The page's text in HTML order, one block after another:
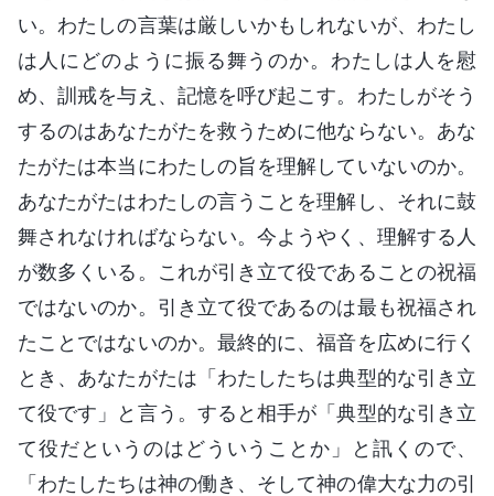
い。わたしの言葉は厳しいかもしれないが、わたし
は人にどのように振る舞うのか。わたしは人を慰
め、訓戒を与え、記憶を呼び起こす。わたしがそう
するのはあなたがたを救うために他ならない。あな
たがたは本当にわたしの旨を理解していないのか。
あなたがたはわたしの言うことを理解し、それに鼓
舞されなければならない。今ようやく、理解する人
が数多くいる。これが引き立て役であることの祝福
ではないのか。引き立て役であるのは最も祝福され
たことではないのか。最終的に、福音を広めに行く
とき、あなたがたは「わたしたちは典型的な引き立
て役です」と言う。すると相手が「典型的な引き立
て役だというのはどういうことか」と訊くので、
「わたしたちは神の働き、そして神の偉大な力の引